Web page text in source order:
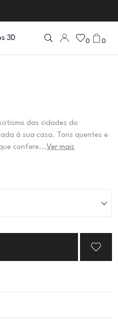
3D 0 0
das cidades do
à sua casa. Tons quentes e
confere... Ver mais